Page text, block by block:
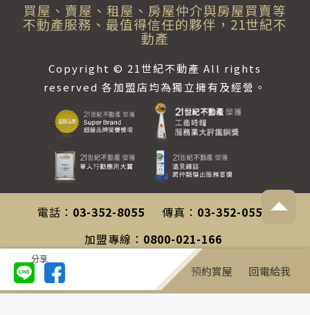
分享
預約賞屋 回電給我
買屋、賣屋、租屋、房屋仲介與房屋買賣等
不動產服務、最值得信任的夥伴，21世紀不
動產
Copyright © 21世紀不動產 All rights
reserved 各加盟店均為獨立擁有及經營。
電話： 03-352-8055 傳真： 03-352-0558
加盟專線： 0800-021-166
0800-212-196
聯絡信箱：service@century21.com.tw